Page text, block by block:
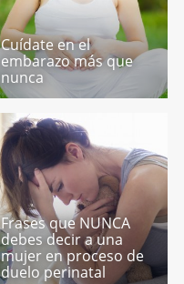
Cuídate en el
embarazo más que
nunca
Frases que NUNCA
debes decir a una
mujer en proceso de
duelo perinatal